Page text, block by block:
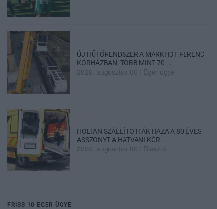
ÚJ HŰTŐRENDSZER A MARKHOT FERENC
KÓRHÁZBAN: TÖBB MINT 70 ...
2026. augusztus 06 Eger ügye
HOLTAN SZÁLLÍTOTTÁK HAZA A 80 ÉVES
ASSZONYT A HATVANI KÓR...
2026. augusztus 06 Riasztó
FRISS 10 EGER ÜGYE